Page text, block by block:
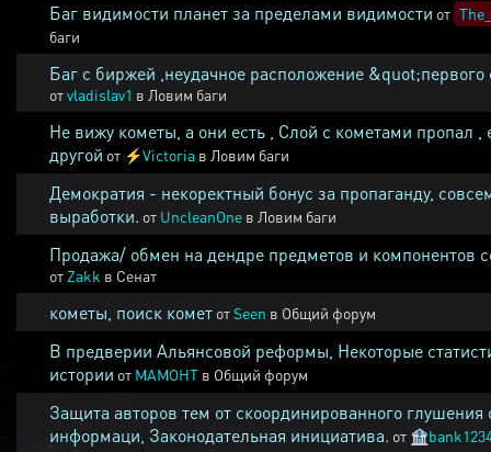
Баг видимости планет за пределами видимости от
баги
Баг с биржей ,неудачное расположение
отvladislav1 в Ловим баги
Не вижу кометы, а они есть , Слой с кометами пропал ,
другой от ⚡Victoria в Ловим баги
Демократия - некоректный бонус за пропаганду,
выработки. от UncleanOne в Ловим баги
Продажа/ обмен на дендре предметов и компонентов
от Zakk в Сенат
кометы, поиск комет отSeen в Общий форум
В предверии Альянсовой реформы, Некоторые
истории от MAMOHT в Общий форум
Защита авторов тем от скоординированного глушения
информаци, Законодательная инициатива. от 🏦